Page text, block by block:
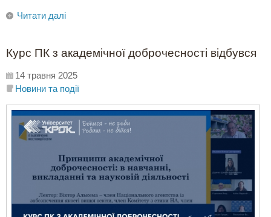
Читати далі
Курс ПК з академічної доброчесності відбувся
14 травня 2025
Новини та події